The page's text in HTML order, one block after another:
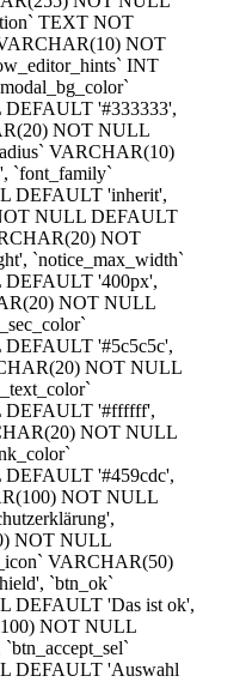
TEXT NOT
NOT
INT
'#333333',
NOT NULL
VARCHAR(10)
`font_family`
DEFAULT 'inherit',
NULL DEFAULT
NOT
`notice_max_width`
'400px',
NOT NULL
'#5c5c5c',
NOT NULL
DEFAULT '#ffffff',
NOT NULL
'#459cdc',
NOT NULL
NOT NULL
VARCHAR(50)
`btn_ok`
DEFAULT 'Das ist ok',
NOT NULL
DEFAULT 'Auswahl